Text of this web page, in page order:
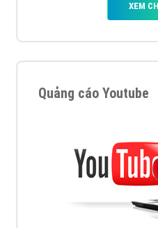
XEM
Quảng cáo Youtube